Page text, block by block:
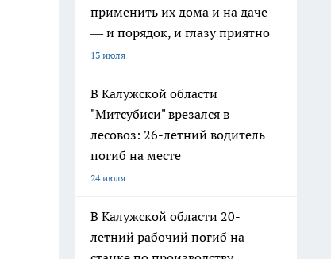
применить их дома и на даче
— и порядок, и глазу приятно
13 июля
В Калужской области
"Митсубиси" врезался в
лесовоз: 26-летний водитель
погиб на месте
24 июля
В Калужской области 20-
летний рабочий погиб на